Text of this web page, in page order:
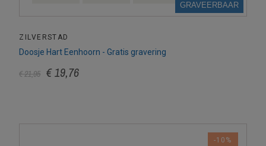
GRAVEERBAAR
ZILVERSTAD
Doosje Hart Eenhoorn - Gratis gravering
€ 21,95 € 19,76
-10%